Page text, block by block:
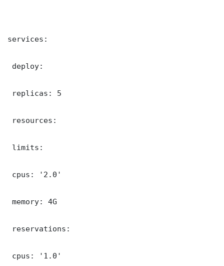
services:
deploy:
replicas: 5
resources:
limits:
cpus: '2.0'
memory: 4G
reservations:
cpus: '1.0'